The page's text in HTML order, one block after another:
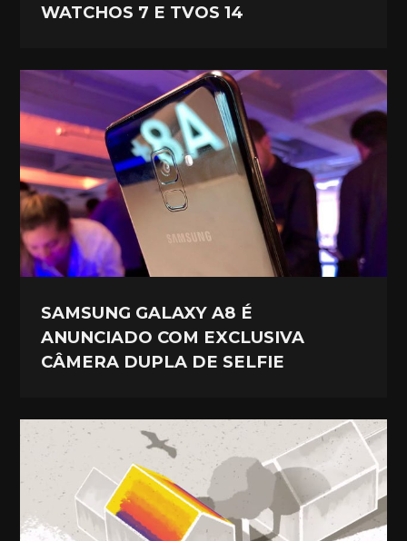
WATCHOS 7 E TVOS 14
SAMSUNG GALAXY A8 É
ANUNCIADO COM EXCLUSIVA
CÂMERA DUPLA DE SELFIE